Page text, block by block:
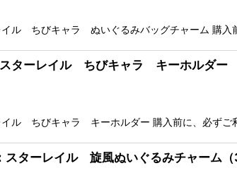
ル ちびキャラ ぬいぐるみバッグチャーム 購入
スターレイル ちびキャラ キーホルダー
ル ちびキャラ キーホルダー 購入前に、必ずご
スターレイル 旋風ぬいぐるみチャーム（